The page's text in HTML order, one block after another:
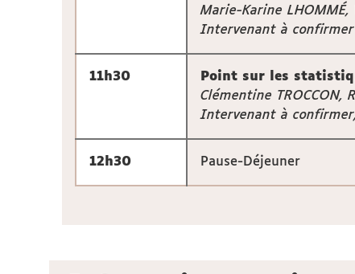
Marie-Karine
Intervenant à
11h30
Point sur les
Clémentine
Intervenant à
12h30 Pause-Déjeuner